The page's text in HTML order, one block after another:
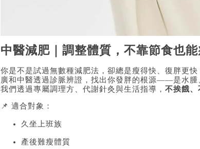
中醫減肥｜調整體質，不靠節食也
你是不是試過無數種減肥法，卻總是瘦得快、復胖更快
廣和中醫透過診脈辨證，找出你發胖的根源——是水腫
我們透過專屬調理方、代謝針灸與生活指導， 不挨餓、
📌 適合對象：
久坐上班族
產後難瘦體質